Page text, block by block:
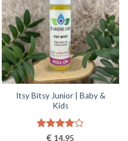
Itsy Bitsy Junior | Baby &
Kids
Gewaardeerd
€ 14.95